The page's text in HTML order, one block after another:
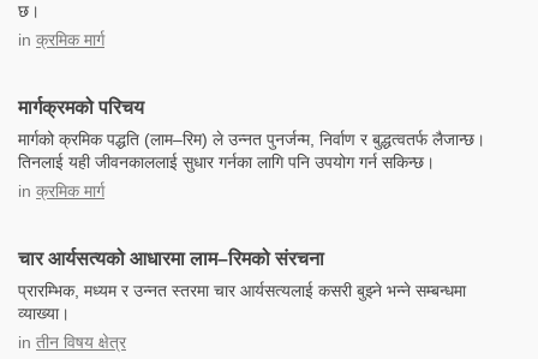
छ।
in क्रमिक मार्ग
मार्गक्रमको परिचय
मार्गको क्रमिक पद्धति (लाम–रिम) ले उन्नत पुनर्जन्म, निर्वाण र बुद्धत्वतर्फ लैजान्छ।
तिनलाई यही जीवनकाललाई सुधार गर्नका लागि पनि उपयोग गर्न सकिन्छ।
in क्रमिक मार्ग
चार आर्यसत्यको आधारमा लाम–रिमको संरचना
प्रारम्भिक, मध्यम र उन्नत स्तरमा चार आर्यसत्यलाई कसरी बुझ्ने भन्ने सम्बन्धमा
व्याख्या।
in तीन विषय क्षेत्र